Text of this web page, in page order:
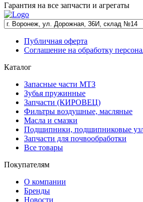
Гарантия на все запчасти и агрегаты
Публичная оферта
Соглашение на обработку
Каталог
Запасные части МТЗ
Зубья пружинные
Запчасти (КИРОВЕЦ)
Фильтры воздушные, масляные
Масла и смазки
Подшипники, подшипниковые
Запчасти для почвообработки
Все товары
Покупателям
О компании
Бренды
Новости